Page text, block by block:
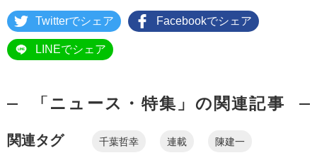
Twitterでシェア Facebookでシェア
LINEでシェア
「ニュース・特集」の関連記事
関連タグ 千葉哲幸 連載 陳建一